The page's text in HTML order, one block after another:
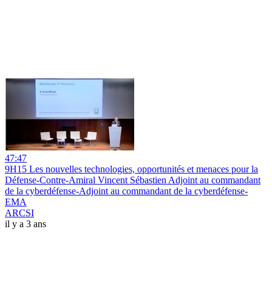
47:47
9H15 Les nouvelles technologies, opportunités et menaces pour la
Défense-Contre-Amiral Vincent Sébastien Adjoint au commandant
de la cyberdéfense-Adjoint au commandant de la cyberdéfense-
EMA
ARCSI
il y a 3 ans